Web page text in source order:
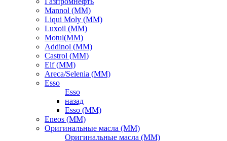
Mannol (ММ)
Liqui Moly (ММ)
Luxoil (ММ)
Motul(ММ)
Addinol (ММ)
Castrol (ММ)
Elf (ММ)
Areca/Selenia (ММ)
Esso
Esso
назад
Esso (ММ)
Eneos (ММ)
Оригинальные масла (ММ)
Оригинальные масла (ММ)